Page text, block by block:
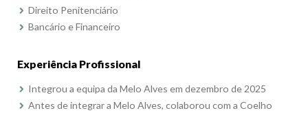
Direito Penitenciário
Bancário e Financeiro
Experiência Profissional
Integrou a equipa da Melo Alves em dezembro de 2025
Antes de integrar a Melo Alves, colaborou com a Coelho